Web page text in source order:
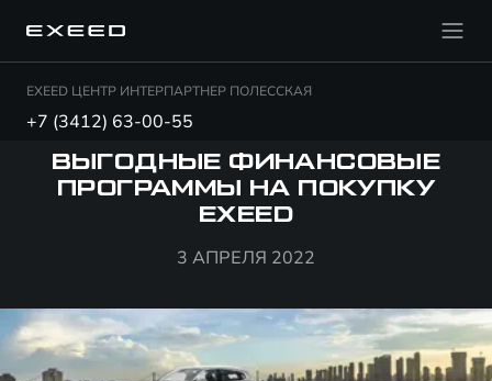
EXEED ЦЕНТР ИНТЕРПАРТНЕР ПОЛЕССКАЯ
+7 (3412) 63-00-55
ВЫГОДНЫЕ ФИНАНСОВЫЕ
ПРОГРАММЫ НА ПОКУПКУ
EXEED
3 АПРЕЛЯ 2022